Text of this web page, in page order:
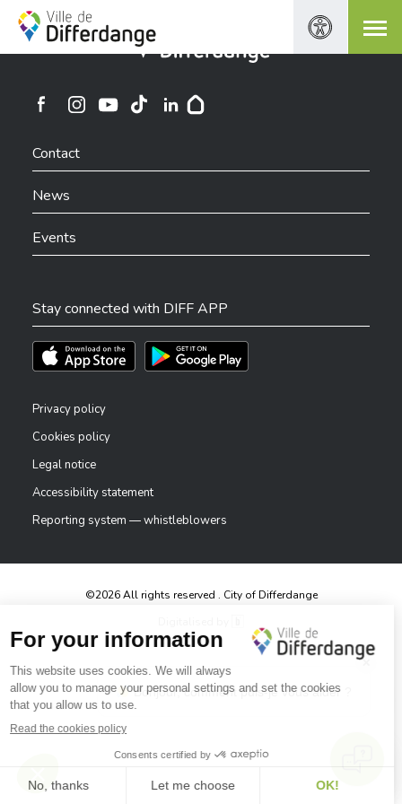
City of Differdange
Ville de Differdange sur Instagram
Contact
News
Events
Stay connected with DIFF APP
Téléchargez l'app sur l'App StoreTéléchargez l'app sur Play Store
Privacy policy
Cookies policy
Legal notice
Accessibility statement
Reporting system — whistleblowers
©2026 All rights reserved . City of Differdange
✕
Bonjour, comment puis-je vous aider ?